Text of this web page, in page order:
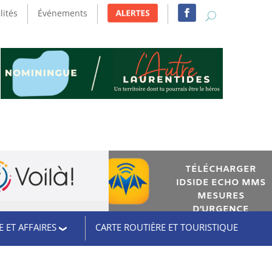
Événements
TÉLÉCHARGER
IDSIDE ECHO MMS
MESURES
D’URGENCE
ET AFFAIRES CARTE ROUTIÈRE ET TOURISTIQUE